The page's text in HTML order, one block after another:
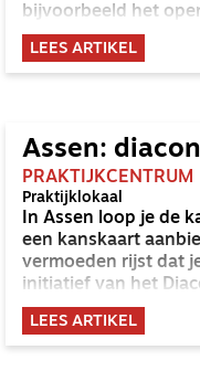
bijvoorbeeld het
tijdens de
LEES ARTIKEL
Assen:
PRAKTIJKCENTRUM
Praktijklokaal
In Assen loop je de
een kanskaart
vermoeden rijst dat
initiatief van het
LEES ARTIKEL